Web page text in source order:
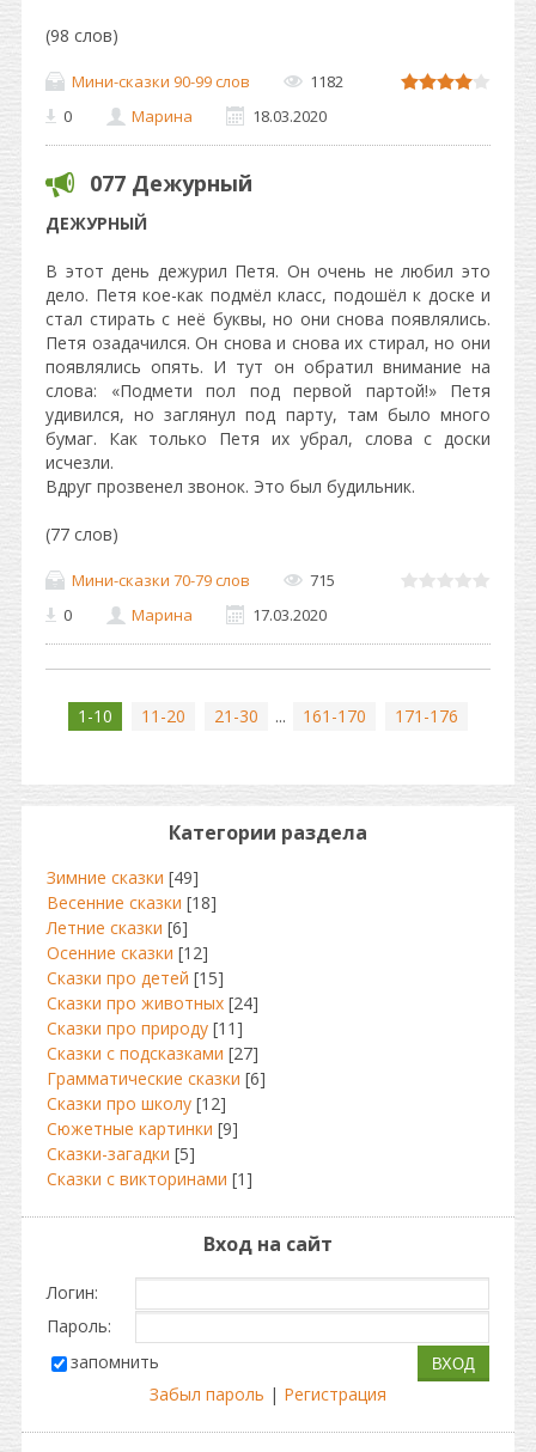
(98 слов)
Мини-сказки 90-99 слов
1182
0
Марина 18.03.2020
077 Дежурный
ДЕЖУРНЫЙ
В этот день дежурил Петя. Он очень не любил это
дело. Петя кое-как подмёл класс, подошёл к доске и
стал стирать с неё буквы, но они снова появлялись.
Петя озадачился. Он снова и снова их стирал, но они
появлялись опять. И тут он обратил внимание на
слова: «Подмети пол под первой партой!» Петя
удивился, но заглянул под парту, там было много
бумаг. Как только Петя их убрал, слова с доски
исчезли.
Вдруг прозвенел звонок. Это был будильник.
(77 слов)
Мини-сказки 70-79 слов
715
0
Марина 17.03.2020
1-10 11-20 21-30 ... 161-170 171-176
Категории раздела
Зимние сказки [49]
Весенние сказки [18]
Летние сказки [6]
Осенние сказки [12]
Сказки про детей [15]
Сказки про животных [24]
Сказки про природу [11]
Сказки с подсказками [27]
Грамматические сказки [6]
Сказки про школу [12]
Сюжетные картинки [9]
Сказки-загадки [5]
Сказки с викторинами [1]
Вход на сайт
Логин:
Пароль:
запомнить
Забыл пароль | Регистрация